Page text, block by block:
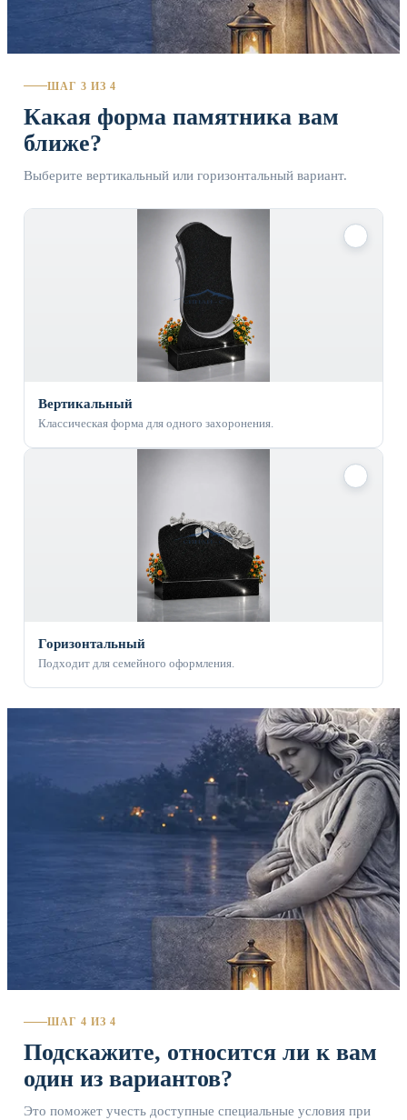
ШАГ 3 ИЗ 4
Какая форма памятника вам
ближе?
Выберите вертикальный или горизонтальный вариант.
Вертикальный
Классическая форма для одного захоронения.
Горизонтальный
Подходит для семейного оформления.
ШАГ 4 ИЗ 4
Подскажите, относится ли к вам
один из вариантов?
Это поможет учесть доступные специальные условия при